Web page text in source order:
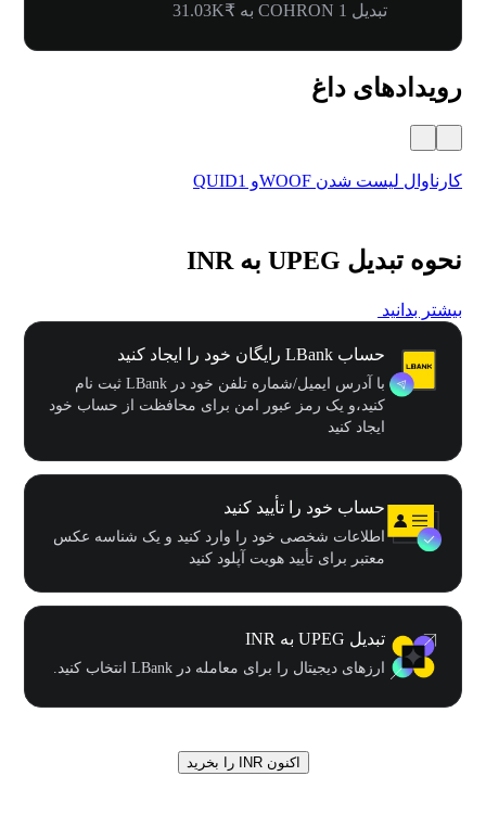
تبدیل 1 COHRON به ₹31.03K
رویدادهای داغ
کارناوال لیست شدن WOOFو QUID1
نحوه تبدیل UPEG به INR
بیشتر بدانید
حساب LBank رایگان خود را ایجاد کنید
با آدرس ایمیل/شماره تلفن خود در LBank ثبت نام
کنید،و یک رمز عبور امن برای محافظت از حساب خود
ایجاد کنید
حساب خود را تأیید کنید
اطلاعات شخصی خود را وارد کنید و یک شناسه عکس
معتبر برای تأیید هویت آپلود کنید
تبدیل UPEG به INR
ارزهای دیجیتال را برای معامله در LBank انتخاب کنید.
اکنون INR را بخرید